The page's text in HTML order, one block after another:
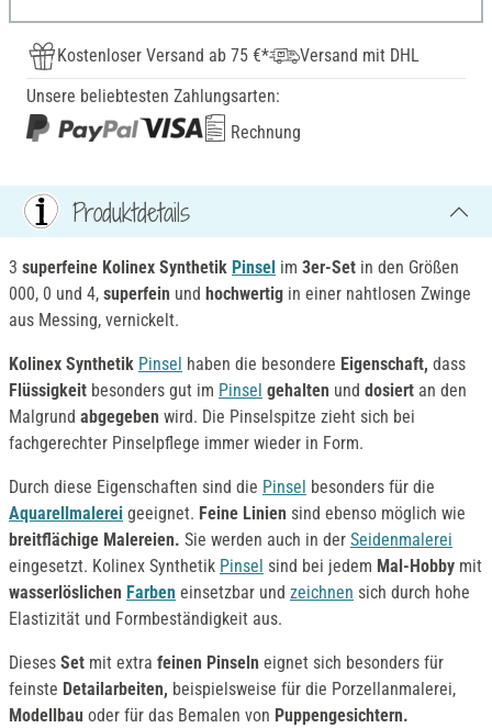
Kostenloser Versand ab 75 €*
Versand mit DHL
Unsere beliebtesten Zahlungsarten:
Rechnung
Produktdetails
3 superfeine Kolinex Synthetik Pinsel im 3er-Set in den Größen
000, 0 und 4, superfein und hochwertig in einer nahtlosen Zwinge
aus Messing, vernickelt.
Kolinex Synthetik Pinsel haben die besondere Eigenschaft, dass
Flüssigkeit besonders gut im Pinsel gehalten und dosiert an den
Malgrund abgegeben wird. Die Pinselspitze zieht sich bei
fachgerechter Pinselpflege immer wieder in Form.
Durch diese Eigenschaften sind die Pinsel besonders für die
Aquarellmalerei geeignet. Feine Linien sind ebenso möglich wie
breitflächige Malereien. Sie werden auch in der Seidenmalerei
eingesetzt. Kolinex Synthetik Pinsel sind bei jedem Mal-Hobby mit
wasserlöslichen Farben einsetzbar und zeichnen sich durch hohe
Elastizität und Formbeständigkeit aus.
Dieses Set mit extra feinen Pinseln eignet sich besonders für
feinste Detailarbeiten, beispielsweise für die Porzellanmalerei,
Modellbau oder für das Bemalen von Puppengesichtern.